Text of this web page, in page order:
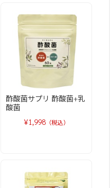
酢酸菌サプリ 酢酸菌+乳
酸菌
¥1,998（税込）